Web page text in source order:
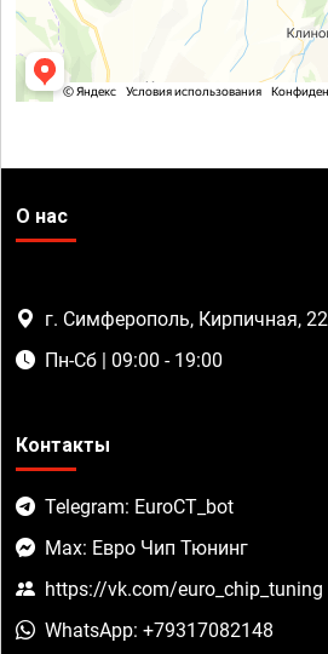
О нас
г. Симферополь, Кирпичная, 22
Пн-Сб | 09:00 - 19:00
Контакты
Telegram: EuroCT_bot
Max: Евро Чип Тюнинг
https://vk.com/euro_chip_tuning
WhatsApp: +79317082148